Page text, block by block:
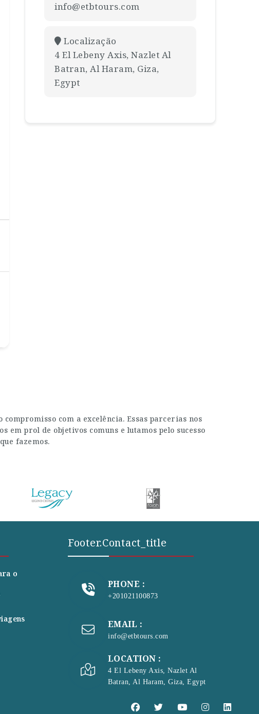
info@etbtours.com
Localização
4 El Lebeny Axis, Nazlet Al
Batran, Al Haram, Giza,
Egypt
com a excelência. Essas parcerias nos
em prol de objetivos comuns e lutamos pelo sucesso
fazemos.
o
Footer.contact_title
PHONE :
+201021100873
EMAIL :
info@etbtours.com
LOCATION :
4 El Lebeny Axis, Nazlet Al
Batran, Al Haram, Giza, Egypt